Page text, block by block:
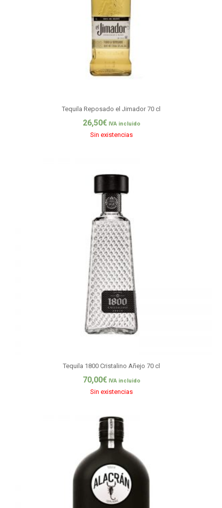
Tequila Reposado el Jimador 70 cl
26,50€ IVA incluido
Sin existencias
Tequila 1800 Cristalino Añejo 70 cl
70,00€ IVA incluido
Sin existencias